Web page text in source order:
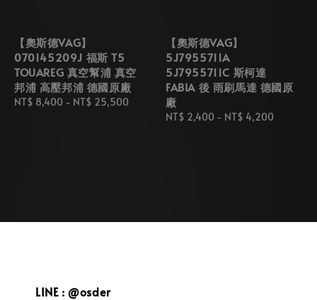
【奧斯德VAG】
070145209J 福斯 T5
TOUAREG 真空幫浦 真空
邦浦 高壓邦浦 德國原廠
Regular
NT$ 8,400 - NT$ 25,500
【奧斯德VAG】
5J7955711A
5J7955711C 斯柯達
FABIA 後 雨刷馬達 德國原
廠
Regular
NT$ 2,400 - NT$ 4,200
LINE : @osder